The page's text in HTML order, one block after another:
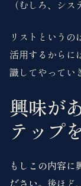
（むしろ、シ
リストという
活用するからに
識してやってい
興味が
テップ
もしこの内容に
ださい。後ほど